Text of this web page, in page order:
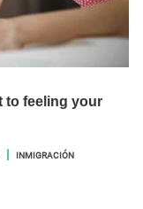
INMIGRACIÓN